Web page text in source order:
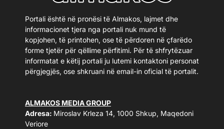
Portali është në pronësi të Almakos, lajmet dhe
informacionet tjera nga portali nuk mund të
kopjohen, të printohen, ose të përdoren në çfarëdo
forme tjetër për qëllime përfitimi. Për të shfrytëzuar
informatat e këtij portali ju lutemi kontaktoni personat
përgjegjës, ose shkruani në email-in oficial të portalit.
ALMAKOS MEDIA GROUP
Adresa: Miroslav Krleza 14, 1000 Shkup, Maqedoni
Veriore